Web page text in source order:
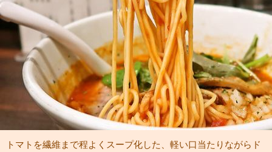
トマトを繊維まで程よくスープ化した、軽い口当たりながらド